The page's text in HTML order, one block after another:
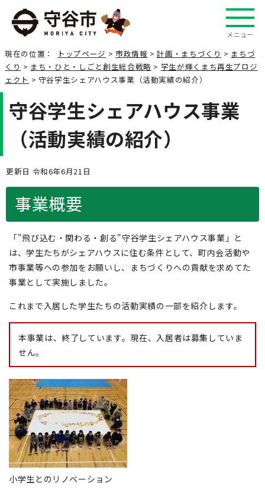
メニュー
現在の位置： トップページ > 市政情報 >計画・まちづくり > まちづ
くり > まち・ひと・しごと創生総合戦略 > 学生が輝くまち再生プロジ
ェクト > 守谷学生シェアハウス事業（活動実績の紹介）
守谷学生シェアハウス事業
（活動実績の紹介）
更新日 令和6年6月21日
事業概要
「"飛び込む・関わる・創る"守谷学生シェアハウス事業」と
は、学生たちがシェアハウスに住む条件として、町内会活動や
市事業等への参加をお願いし、まちづくりへの貢献を求めてた
事業として実施しました。
これまで入居した学生たちの活動実績の一部を紹介します。
本事業は、終了しています。現在、入居者は募集していま
せん。
小学生とのリノベーション